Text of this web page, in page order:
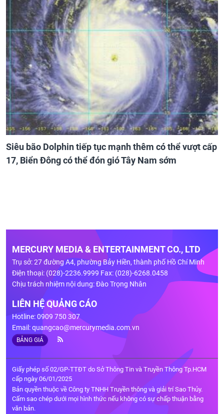
Siêu bão Dolphin tiếp tục mạnh thêm có thể vượt cấp
17, Biển Đông có thể đón gió Tây Nam sớm
MERCURY MEDIA & ENTERTAINMENT CO., LTD
Trụ sở: 27 đường A4, phường Bảy Hiền, thành phố Hồ Chí Minh
Điện thoại: (028)-2236.9999 Fax: (028)-6268.0458
Chịu trách nhiệm nội dung: Đào Trọng Nhân
LIÊN HỆ QUẢNG CÁO
Hotline: 0909 750 307
Email:quangcao@mercurymedia.com.vn
BẢNG GIÁ
Giấy phép số 02/GP-TTĐT do Sở Thông Tin và Truyền Thông Tp.HCM
cấp ngày 06/01/2025
Bản quyền thuộc về Công ty TNHH Truyền thông và giải trí Sao Thủy.
Cấm sao chép dưới mọi hình thức nếu không có sự chấp thuận bằng
văn bản.